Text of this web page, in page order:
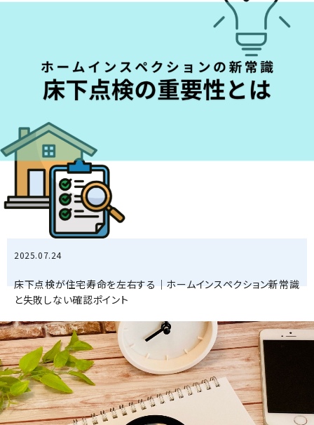
2025.07.24
床下点検が住宅寿命を左右する｜ホームインスペクション新常識
と失敗しない確認ポイント